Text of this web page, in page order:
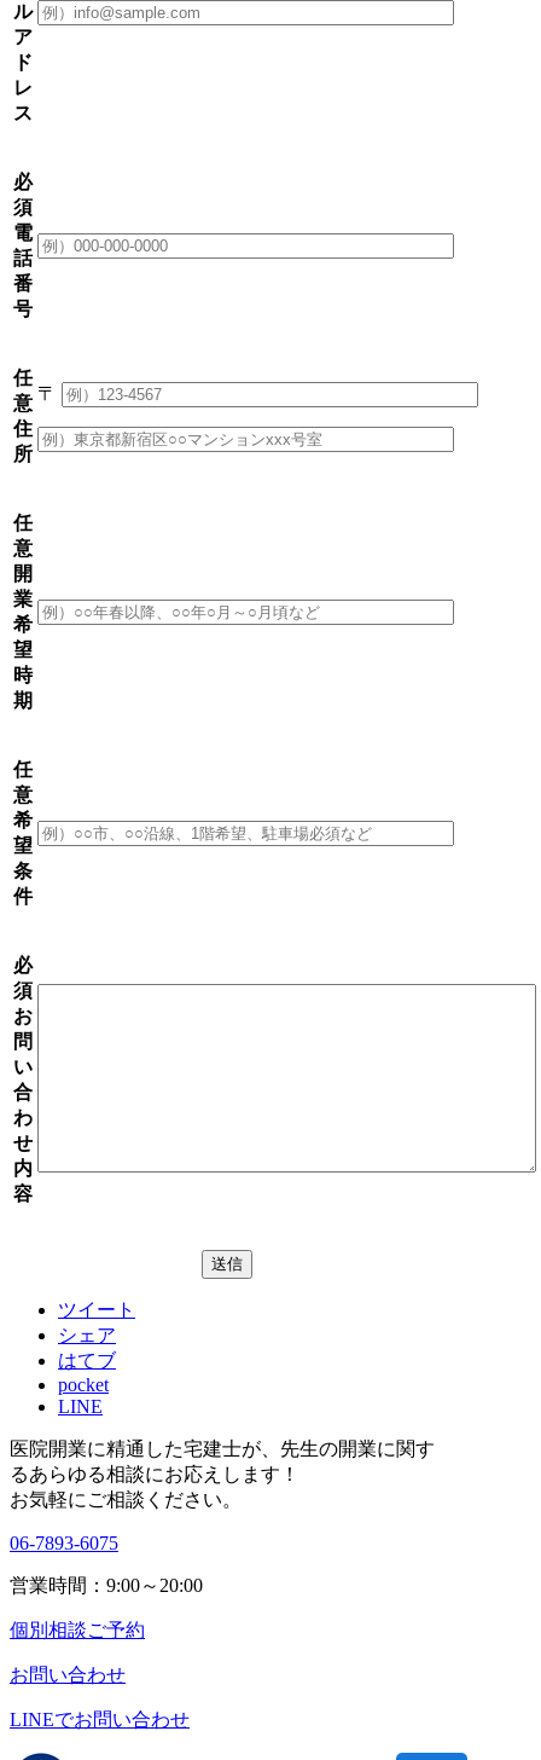
ル
ア
ド
レ
ス
必
須
電
話
番
号
任
意
住
所
〒
任
意
開
業
希
望
時
期
任
意
希
望
条
件
必
須
お
問
い
合
わ
せ
内
容
ツイート
シェア
はてブ
pocket
LINE
医院開業に精通した宅建士が、 先生の開業に関す
るあらゆる相談にお応えします！
お気軽にご相談ください。
06-7893-6075
営業時間：9:00～20:00
個別相談ご予約
お問い合わせ
LINEでお問い合わせ